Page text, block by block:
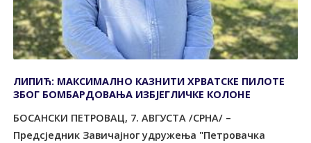
ЛИПИЋ: МАКСИМАЛНО КАЗНИТИ ХРВАТСКЕ ПИЛОТЕ
ЗБОГ БОМБАРДОВАЊА ИЗБЈЕГЛИЧКЕ КОЛОНЕ
БОСАНСКИ ПЕТРОВАЦ, 7. АВГУСТА /СРНА/ –
Предсједник Завичајног удружења "Петровачка